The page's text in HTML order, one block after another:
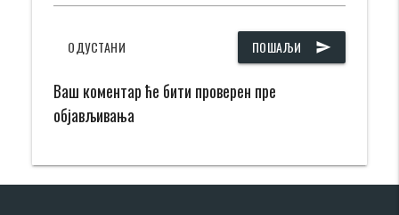
ПОШАЉИ send
ОДУСТАНИ
Ваш коментар ће бити проверен пре
објављивања